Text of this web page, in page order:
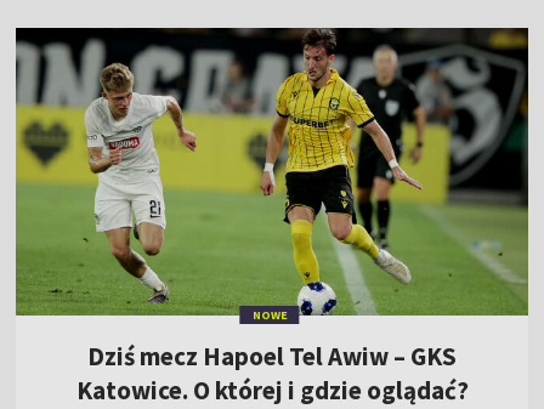
NOWE
Dziś mecz Hapoel Tel Awiw – GKS
Katowice. O której i gdzie oglądać?